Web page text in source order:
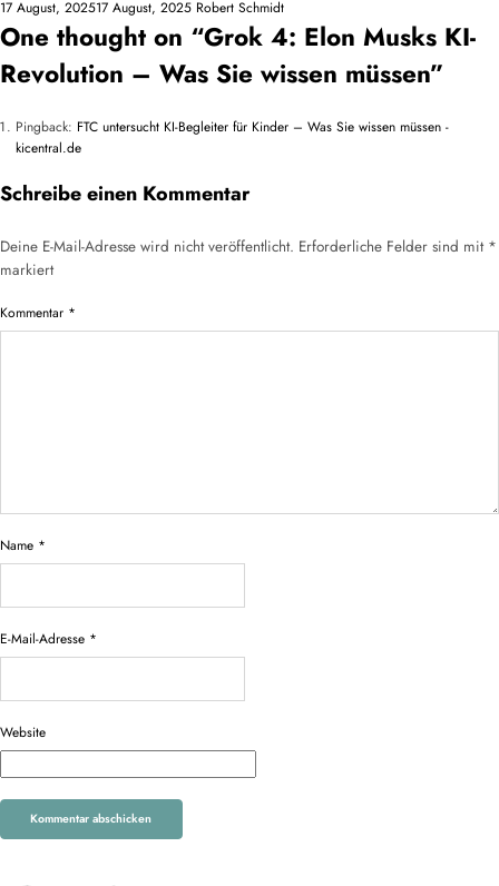
17 August, 202517 August, 2025 Robert Schmidt
One thought on “Grok 4: Elon Musks KI-
Revolution – Was Sie wissen müssen”
Pingback: FTC untersucht KI-Begleiter für Kinder – Was Sie wissen müssen -
kicentral.de
Schreibe einen Kommentar
Deine E-Mail-Adresse wird nicht veröffentlicht. Erforderliche Felder sind mit *
markiert
Kommentar *
Name *
E-Mail-Adresse *
Website